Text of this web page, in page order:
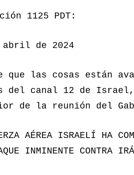
1125 PDT:
abril de 2024
que las cosas están
del canal 12 de
de la reunión del
AÉREA ISRAELÍ HA
INMINENTE CONTRA